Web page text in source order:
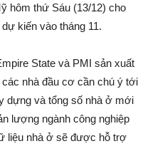
hôm thứ Sáu (13/12) cho
kiến vào tháng 11.
State và PMI sản xuất
nhà đầu cơ cần chú ý tới
dựng và tổng số nhà ở mới
lượng ngành công nghiệp
liệu nhà ở sẽ được hỗ trợ